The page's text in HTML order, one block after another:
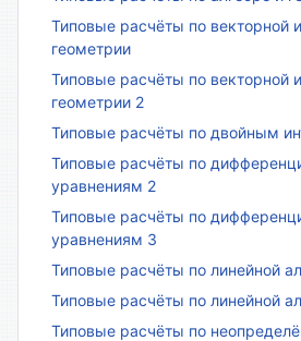
Типовые расчёты по векторной
геометрии
Типовые расчёты по векторной
геометрии 2
Типовые расчёты по двойным
Типовые расчёты по
уравнениям 2
Типовые расчёты по
уравнениям 3
Типовые расчёты по линейной
Типовые расчёты по линейной
Типовые расчёты по